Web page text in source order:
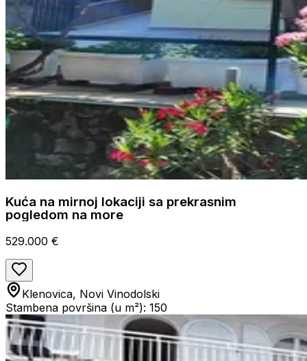
Kuća na mirnoj lokaciji sa prekrasnim
pogledom na more
529.000 €
Klenovica, Novi Vinodolski
Stambena površina (u m²): 150